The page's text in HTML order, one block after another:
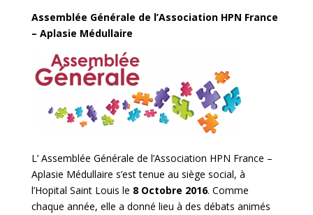
Assemblée Générale de l’Association HPN France
– Aplasie Médullaire
L’ Assemblée Générale de l’Association HPN France –
Aplasie Médullaire s’est tenue au siège social, à
l’Hopital Saint Louis le 8 Octobre 2016. Comme
chaque année, elle a donné lieu à des débats animés